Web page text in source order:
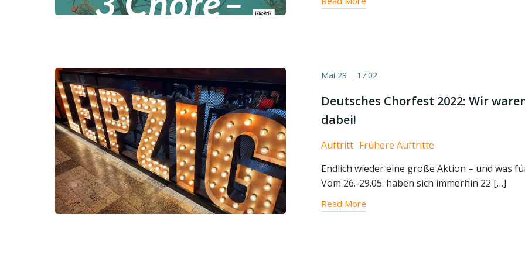
Mai 29 | 17:02
Deutsches Chorfest 2022: Wir
dabei!
Auftritt Frühere Auftritte
Endlich wieder eine große Aktion – und was
Vom 26.-29.05. haben sich immerhin 22 […]
Read More